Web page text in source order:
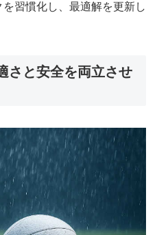
習慣化し、最適解を更新し
さと安全を両立させ